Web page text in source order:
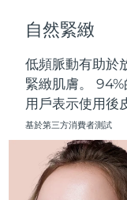
自然緊緻
低頻脈動有助於
緊緻肌膚。
用戶表示使用後
基於第三方消費者測試
中國澳門特別行政
馬來西亞
馬爾他
墨西哥
摩納哥